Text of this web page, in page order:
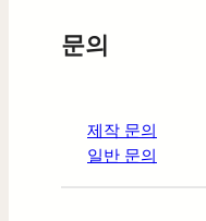
문의
제작 문의
일반 문의